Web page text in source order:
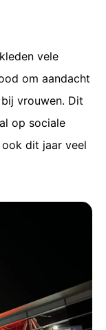
vele
om aandacht
vrouwen. Dit
op sociale
dit jaar veel